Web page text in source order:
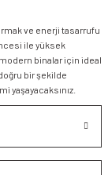
ve enerji tasarrufu
ile yüksek
binalar için ideal
bir şekilde
yaşayacaksınız.